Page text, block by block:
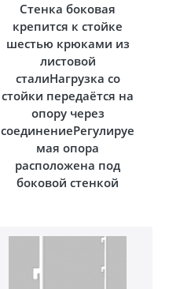
Стенка боковая
крепится к стойке
шестью крюками из
листовой
сталиНагрузка со
стойки передаётся на
опору через
соединениеРегулируе
мая опора
расположена под
боковой стенкой